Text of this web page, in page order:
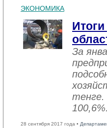
ЭКОНОМИКА
За
тенге.
100,6%.
28 сентября 2017 года •